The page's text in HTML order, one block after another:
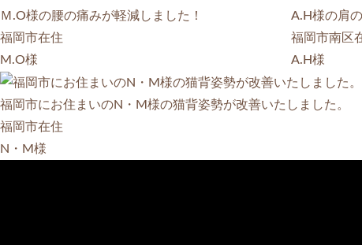
Ｍ.O様の腰の痛みが軽減しました！
福岡市在住
M.O様
A.H様の肩
福岡市南区
A.H様
福岡市にお住まいのN・M様の猫背姿勢が改善いたしました。
福岡市在住
N・M様